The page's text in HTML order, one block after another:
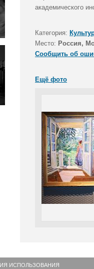
академического
Категория:
Место: Россия,
Сообщить об
Ещё фото
ИСПОЛЬЗОВАНИЯ